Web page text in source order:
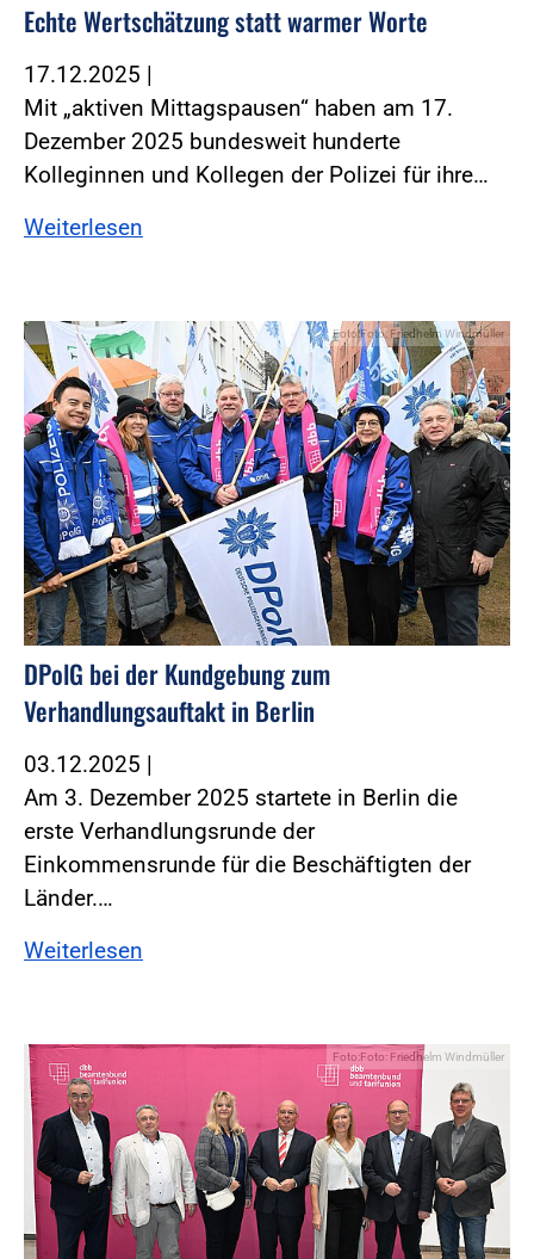
Echte Wertschätzung statt warmer Worte
17.12.2025 |
Mit „aktiven Mittagspausen“ haben am 17.
Dezember 2025 bundesweit hunderte
Kolleginnen und Kollegen der Polizei für ihre…
Weiterlesen
Foto:Foto: Friedhelm Windmüller
DPolG bei der Kundgebung zum
Verhandlungsauftakt in Berlin
03.12.2025 |
Am 3. Dezember 2025 startete in Berlin die
erste Verhandlungsrunde der
Einkommensrunde für die Beschäftigten der
Länder.…
Weiterlesen
Foto:Foto: Friedhelm Windmüller